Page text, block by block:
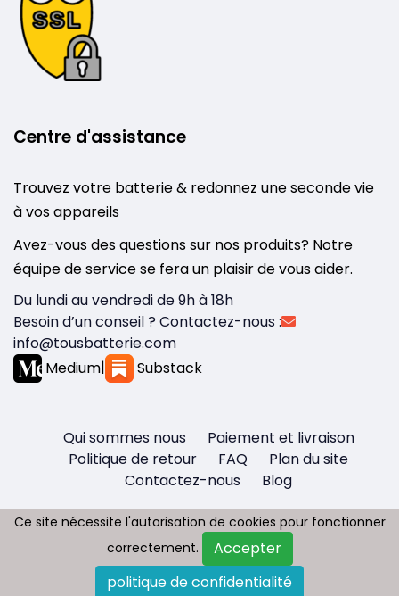
Centre d'assistance
Trouvez votre batterie & redonnez une seconde vie
à vos appareils
Avez-vous des questions sur nos produits? Notre
équipe de service se fera un plaisir de vous aider.
Du lundi au vendredi de 9h à 18h
Besoin d’un conseil ? Contactez-nous :
info@tousbatterie.com
Medium| Substack
Qui sommes nous
Paiement et livraison
Politique de retour
FAQ
Plan du site
Contactez-nous
Blog
Copyright © 2026 - Tous droit réservés
Tousbatterie.com
Ce site nécessite l'autorisation de cookies pour fonctionner
correctement.
Accepter
politique de confidentialité
Ce site nécessite l'autorisation de cookies pour fonctionner
correctement.
Accepter
politique de confidentialité